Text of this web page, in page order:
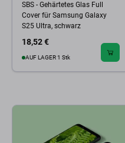
SBS - Gehärtetes Glas Full
Cover für Samsung Galaxy
S25 Ultra, schwarz
18,52 €
AUF LAGER 1 Stk